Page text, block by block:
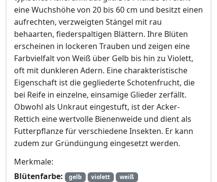
eine Wuchshöhe von 20 bis 60 cm und besitzt einen
aufrechten, verzweigten Stängel mit rau
behaarten, fiederspaltigen Blättern. Ihre Blüten
erscheinen in lockeren Trauben und zeigen eine
Farbvielfalt von Weiß über Gelb bis hin zu Violett,
oft mit dunkleren Adern. Eine charakteristische
Eigenschaft ist die gegliederte Schotenfrucht, die
bei Reife in einzelne, einsamige Glieder zerfällt.
Obwohl als Unkraut eingestuft, ist der Acker-
Rettich eine wertvolle Bienenweide und dient als
Futterpflanze für verschiedene Insekten. Er kann
zudem zur Gründüngung eingesetzt werden.
Merkmale:
Blütenfarbe:
gelb violett
weiß